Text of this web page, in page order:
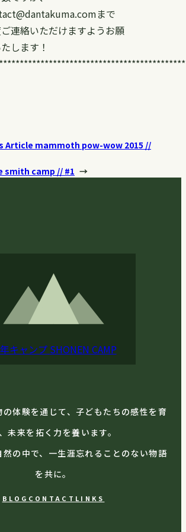
まで
連絡いただけますようお願
します！
Article mammoth pow-wow 2015 //
smith camp // #1 →
キャンプ SHONEN CAMP
体験を通じて、子どもたちの感性を育
未来を拓く力を養います。
の中で、一生涯忘れることのない物語
を共に。
BLOG CONTACT LINKS